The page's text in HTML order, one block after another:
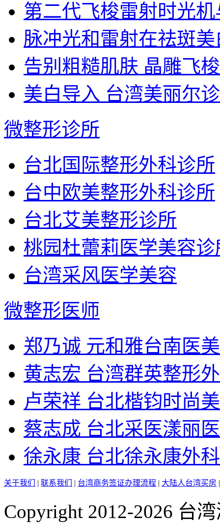
第二代飞梭雷射时光
脉冲光和雷射在祛斑
告别粗糙肌肤 晶雕飞
美白导入 台湾美丽尔
微整形诊所
台北国际整形外科诊所
台中欧美整形外科诊所
台北艾美整形诊所
桃园杜蕾莉医学美容诊
台湾采风医学美容
微整形医师
郑乃诚 元和雅台南医
黄志宏 台湾群英整形
卢荣祥 台北楷钧时尚
蔡志成 台北采医漾丽
徐永康 台北徐永康外
关于我们 | 联系我们 | 台湾商务签证办理流程 | 大陆人台湾买房
Copyright 2012-2026 台